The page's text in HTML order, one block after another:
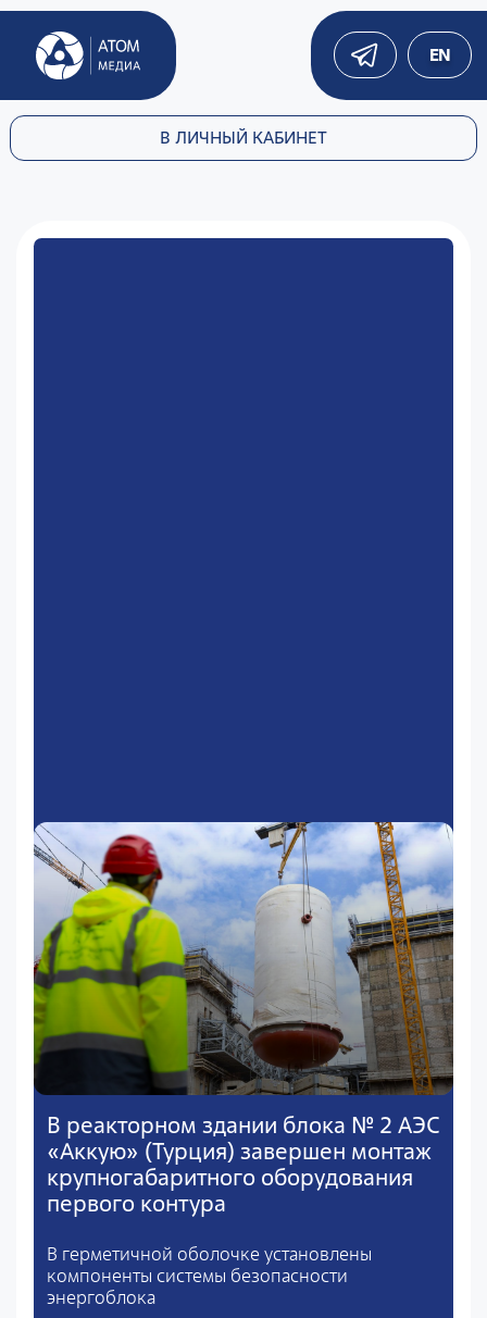
EN
В ЛИЧНЫЙ КАБИНЕТ
В реакторном здании блока № 2 АЭС
«Аккую» (Турция) завершен монтаж
крупногабаритного оборудования
первого контура
В герметичной оболочке установлены
компоненты системы безопасности
энергоблока